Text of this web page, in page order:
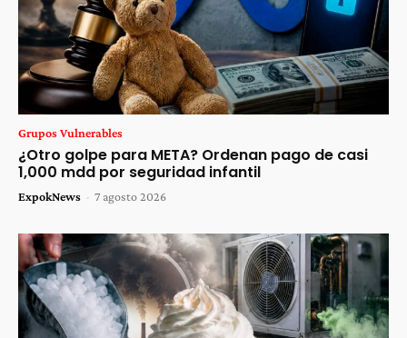
Grupos Vulnerables
¿Otro golpe para META? Ordenan pago de casi
1,000 mdd por seguridad infantil
ExpokNews - 7 agosto 2026